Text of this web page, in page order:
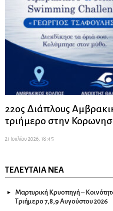
22ος Διάπλους
τριήμερο στην
21 Ιουλίου 2026, 18:45
ΤΕΛΕΥΤΑΊΑ ΝΈΑ
Μαρτυρική Κρυοπηγή –
Τριήμερο 7,8,9 Αυγούστου 2026